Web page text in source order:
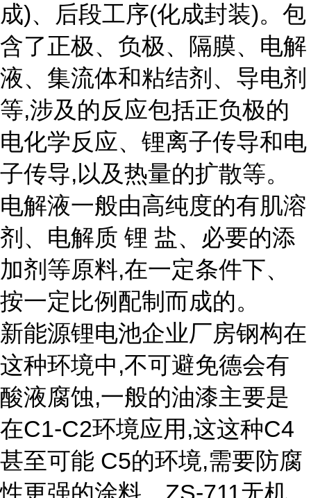
成)、后段工序(化成封装)。包
含了正极、负极、隔膜、电解
液、集流体和粘结剂、导电剂
等,涉及的反应包括正负极的
电化学反应、锂离子传导和电
子传导,以及热量的扩散等。
电解液一般由高纯度的有肌溶
剂、电解质 锂 盐、必要的添
加剂等原料,在一定条件下、
按一定比例配制而成的。
新能源锂电池企业厂房钢构在
这种环境中,不可避免德会有
酸液腐蚀,一般的油漆主要是
在C1-C2环境应用,这这种C4
甚至可能 C5的环境,需要防腐
性更强的涂料。ZS-711无机